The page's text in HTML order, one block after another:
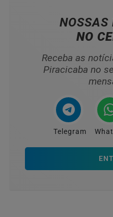
NOSSAS
NO
Receba as
Piracicaba no
Telegram